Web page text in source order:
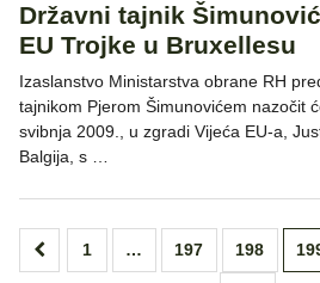
Državni tajnik
EU Trojke u Bruxellesu
Izaslanstvo Ministarstva obrane RH
tajnikom Pjerom Šimunovićem nazočit
svibnja 2009., u zgradi Vijeća EU-a,
Balgija, s …
Brojevi
1 … 197 198